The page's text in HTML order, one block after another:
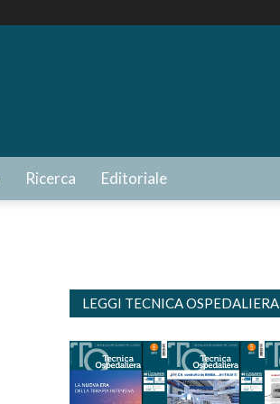
Ricerca Editoriale
LEGGI TECNICA OSPEDALIERA